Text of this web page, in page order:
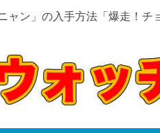
ャン」の入手方法「爆走！チ